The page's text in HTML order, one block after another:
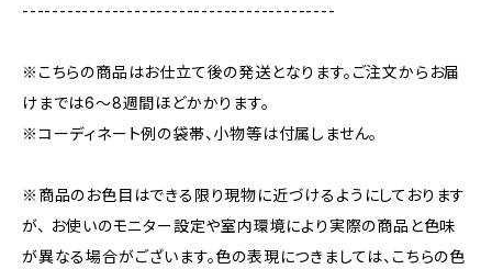
------------------------------------------
※こちらの商品はお仕立て後の発送となります。ご注文からお届
けまでは6～8週間ほどかかります。
※コーディネート例の袋帯、小物等は付属しません。
※商品のお色目はできる限り現物に近づけるようにしております
が、 お使いのモニター設定や室内環境により実際の商品と色味
が異なる場合がございます。色の表現につきましては、こちらの色